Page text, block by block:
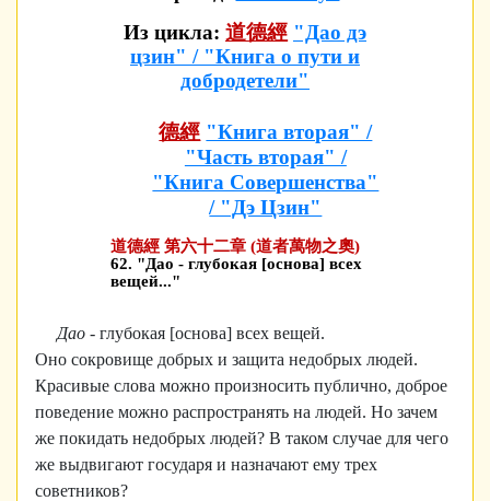
Из цикла: 道德經 "Дао дэ
цзин" / "Книга о пути и
добродетели"
德經 "Книга вторая" /
"Часть вторая" /
"Книга Совершенства"
/ "Дэ Цзин"
道德經 第六十二章 (道者萬物之奧)
62. "Дао - глубокая [основа] всех
вещей..."
Дао - глубокая [основа] всех вещей.
Оно сокровище добрых и защита недобрых людей.
Красивые слова можно произносить публично, доброе
поведение можно распространять на людей. Но зачем
же покидать недобрых людей? В таком случае для чего
же выдвигают государя и назначают ему трех
советников?